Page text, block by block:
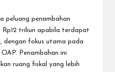
peluang penambahan
Rp12 triliun apabila terdapat
dengan fokus utama pada
Penambahan ini
ruang fiskal yang lebih